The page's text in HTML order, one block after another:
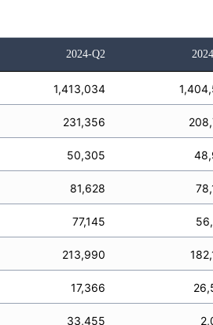
2024-Q2
1,413,034
231,356
50,305
81,628
77,145
213,990
17,366
33,455